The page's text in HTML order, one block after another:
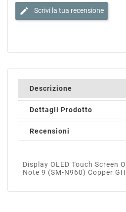
edit Scrivi la tua recensione
Descrizione
Dettagli Prodotto
Recensioni
Display OLED Touch Screen
Note 9 (SM-N960) Copper